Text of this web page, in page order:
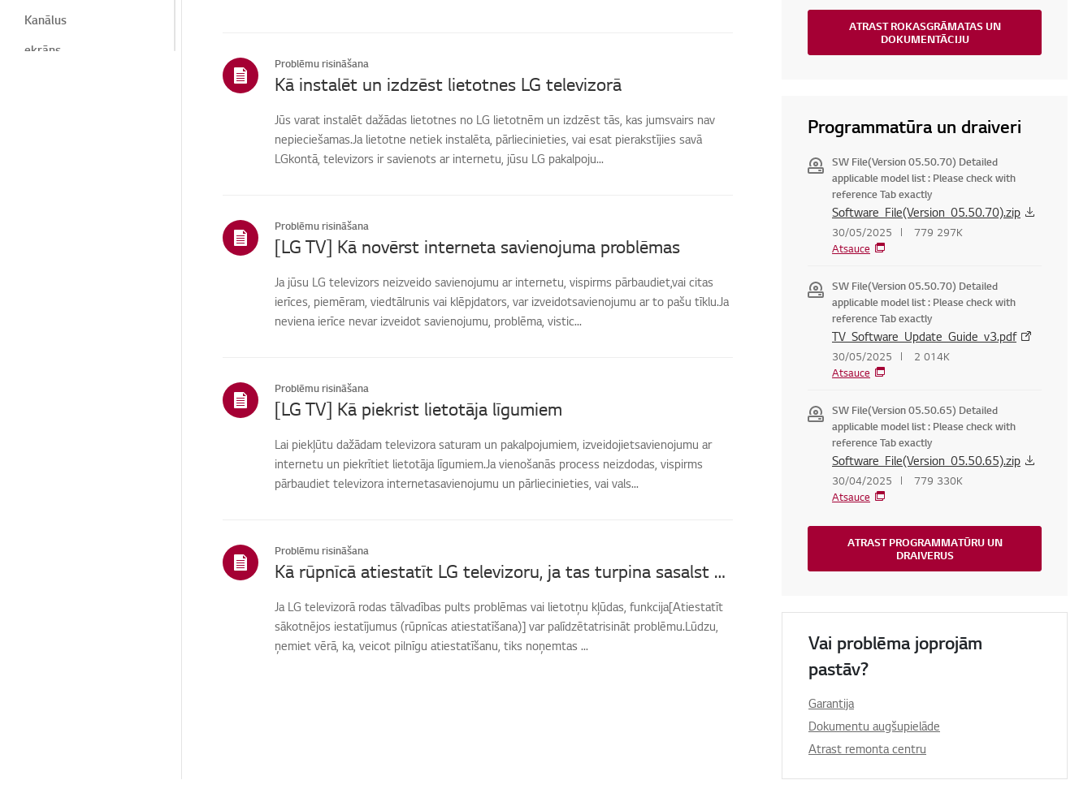
Kanālus
ekrāns
Problēmu risināšana
Kā instalēt un izdzēst lietotnes LG televizorā
Jūs varat instalēt dažādas lietotnes no LG lietotnēm un izdzēst tās, kas jumsvairs nav
nepieciešamas.Ja lietotne netiek instalēta, pārliecinieties, vai esat pierakstījies savā
LGkontā, televizors ir savienots ar internetu, jūsu LG pakalpoju...
Problēmu risināšana
[LG TV] Kā novērst interneta savienojuma problēmas
Ja jūsu LG televizors neizveido savienojumu ar internetu, vispirms pārbaudiet,vai citas
ierīces, piemēram, viedtālrunis vai klēpjdators, var izveidotsavienojumu ar to pašu tīklu.Ja
neviena ierīce nevar izveidot savienojumu, problēma, vistic...
Problēmu risināšana
[LG TV] Kā piekrist lietotāja līgumiem
Lai piekļūtu dažādam televizora saturam un pakalpojumiem, izveidojietsavienojumu ar
internetu un piekrītiet lietotāja līgumiem.Ja vienošanās process neizdodas, vispirms
pārbaudiet televizora internetasavienojumu un pārliecinieties, vai vals...
Problēmu risināšana
Kā rūpnīcā atiestatīt LG televizoru, ja tas turpina sasalst vai rāda kļūdas?
Ja LG televizorā rodas tālvadības pults problēmas vai lietotņu kļūdas, funkcija[Atiestatīt
sākotnējos iestatījumus (rūpnīcas atiestatīšana)] var palīdzētatrisināt problēmu.Lūdzu,
ņemiet vērā, ka, veicot pilnīgu atiestatīšanu, tiks noņemtas ...
ATRAST ROKASGRĀMATAS UN
DOKUMENTĀCIJU
Programmatūra un draiveri
SW File(Version 05.50.70) Detailed
applicable model list : Please check with
reference Tab exactly
Software_File(Version_05.50.70).zip
30/05/2025
779 297K
Atsauce
SW File(Version 05.50.70) Detailed
applicable model list : Please check with
reference Tab exactly
TV_Software_Update_Guide_v3.pdf
30/05/2025
2 014K
Atsauce
SW File(Version 05.50.65) Detailed
applicable model list : Please check with
reference Tab exactly
Software_File(Version_05.50.65).zip
30/04/2025
779 330K
Atsauce
ATRAST PROGRAMMATŪRU UN
DRAIVERUS
Vai problēma joprojām
pastāv?
Garantija
Dokumentu augšupielāde
Atrast remonta centru